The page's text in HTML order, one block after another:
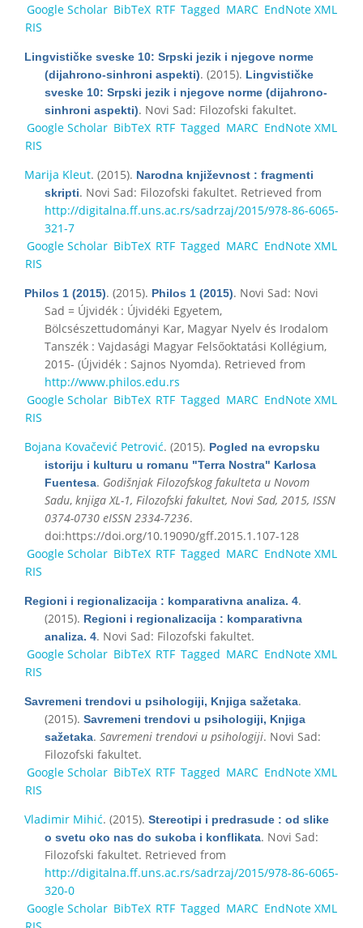
Google Scholar BibTeX RTF Tagged MARC EndNote XML
RIS
Lingvističke sveske 10: Srpski jezik i njegove norme
(dijahrono-sinhroni aspekti). (2015). Lingvističke
sveske 10: Srpski jezik i njegove norme (dijahrono-
sinhroni aspekti). Novi Sad: Filozofski fakultet.
Google Scholar BibTeX RTF Tagged MARC EndNote XML
RIS
Marija Kleut. (2015). Narodna književnost : fragmenti
skripti. Novi Sad: Filozofski fakultet. Retrieved from
http://digitalna.ff.uns.ac.rs/sadrzaj/2015/978-86-6065-
321-7
Google Scholar BibTeX RTF Tagged MARC EndNote XML
RIS
Philos 1 (2015). (2015). Philos 1 (2015). Novi Sad: Novi
Sad = Újvidék : Újvidéki Egyetem,
Bölcsészettudományi Kar, Magyar Nyelv és Irodalom
Tanszék : Vajdasági Magyar Felsőoktatási Kollégium,
2015- (Újvidék : Sajnos Nyomda). Retrieved from
http://www.philos.edu.rs
Google Scholar BibTeX RTF Tagged MARC EndNote XML
RIS
Bojana Kovačević Petrović. (2015). Pogled na evropsku
istoriju i kulturu u romanu "Terra Nostra" Karlosa
Fuentesa. Godišnjak Filozofskog fakulteta u Novom
Sadu, knjiga XL-1, Filozofski fakultet, Novi Sad, 2015, ISSN
0374-0730 eISSN 2334-7236.
doi:https://doi.org/10.19090/gff.2015.1.107-128
Google Scholar BibTeX RTF Tagged MARC EndNote XML
RIS
Regioni i regionalizacija : komparativna analiza. 4.
(2015). Regioni i regionalizacija : komparativna
analiza. 4. Novi Sad: Filozofski fakultet.
Google Scholar BibTeX RTF Tagged MARC EndNote XML
RIS
Savremeni trendovi u psihologiji, Knjiga sažetaka.
(2015). Savremeni trendovi u psihologiji, Knjiga
sažetaka. Savremeni trendovi u psihologiji. Novi Sad:
Filozofski fakultet.
Google Scholar BibTeX RTF Tagged MARC EndNote XML
RIS
Vladimir Mihić. (2015). Stereotipi i predrasude : od slike
o svetu oko nas do sukoba i konflikata. Novi Sad:
Filozofski fakultet. Retrieved from
http://digitalna.ff.uns.ac.rs/sadrzaj/2015/978-86-6065-
320-0
Google Scholar BibTeX RTF Tagged MARC EndNote XML